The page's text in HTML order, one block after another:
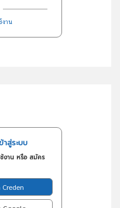
งาน
สู่ระบบ
งาน หรือ สมัคร